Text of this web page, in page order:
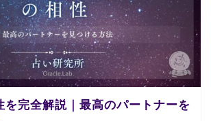
を完全解説｜最高のパートナーを